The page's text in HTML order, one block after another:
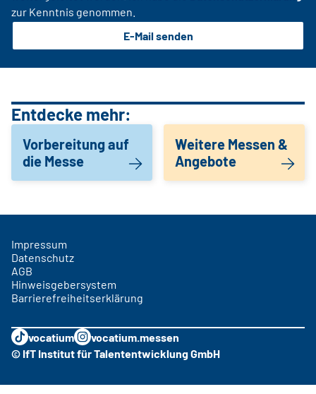
zur Kenntnis genommen.
E-Mail senden
Entdecke mehr:
Vorbereitung auf
die Messe
Weitere Messen &
Angebote
Impressum
Datenschutz
AGB
Hinweisgebersystem
Barrierefreiheitserklärung
vocatium
vocatium.messen
© IfT Institut für Talententwicklung GmbH